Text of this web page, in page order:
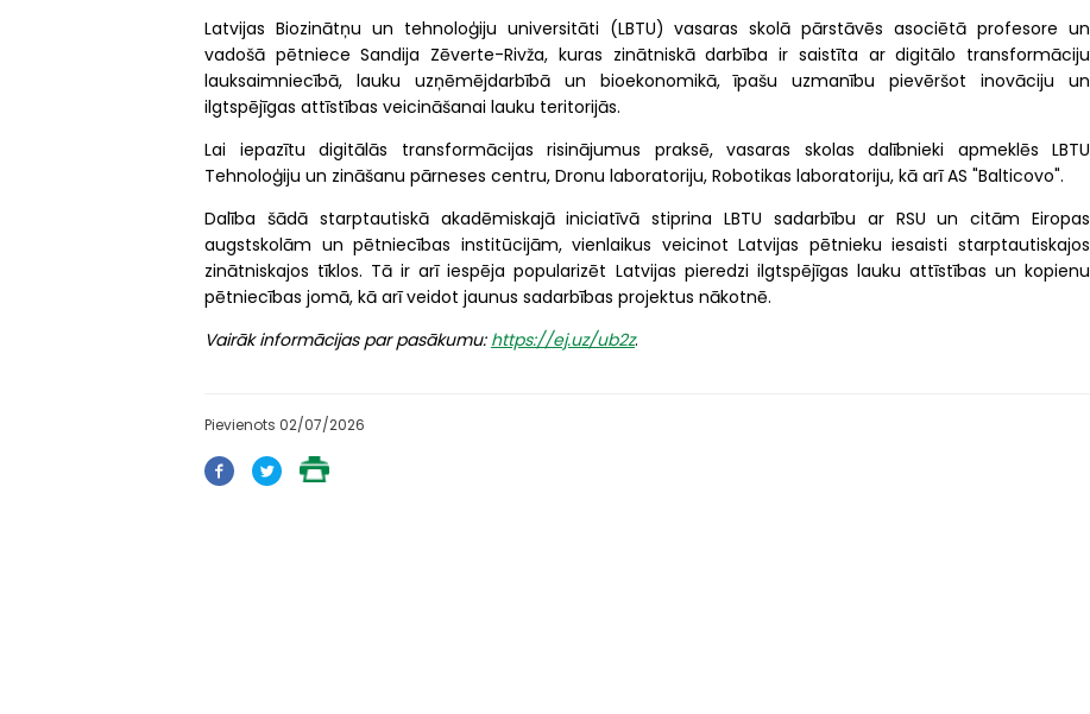
Latvijas Biozinātņu un tehnoloģiju universitāti (LBTU) vasaras skolā pārstāvēs asociētā profesore un
vadošā pētniece Sandija Zēverte-Rivža, kuras zinātniskā darbība ir saistīta ar digitālo transformāciju
lauksaimniecībā, lauku uzņēmējdarbībā un bioekonomikā, īpašu uzmanību pievēršot inovāciju un
ilgtspējīgas attīstības veicināšanai lauku teritorijās.
Lai iepazītu digitālās transformācijas risinājumus praksē, vasaras skolas dalībnieki apmeklēs LBTU
Tehnoloģiju un zināšanu pārneses centru, Dronu laboratoriju, Robotikas laboratoriju, kā arī AS "Balticovo".
Dalība šādā starptautiskā akadēmiskajā iniciatīvā stiprina LBTU sadarbību ar RSU un citām Eiropas
augstskolām un pētniecības institūcijām, vienlaikus veicinot Latvijas pētnieku iesaisti starptautiskajos
zinātniskajos tīklos. Tā ir arī iespēja popularizēt Latvijas pieredzi ilgtspējīgas lauku attīstības un kopienu
pētniecības jomā, kā arī veidot jaunus sadarbības projektus nākotnē.
Vairāk informācijas par pasākumu: https://ej.uz/ub2z.
Pievienots 02/07/2026